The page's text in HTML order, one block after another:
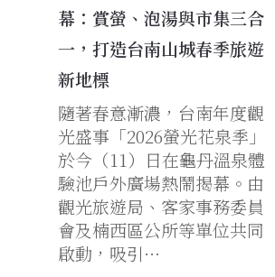
幕：賞螢、泡湯與市集三合
一，打造台南山城春季旅遊
新地標
隨著春意漸濃，台南年度觀
光盛事「2026螢光花泉季」
於今（11）日在龜丹溫泉體
驗池戶外廣場熱鬧揭幕。由
觀光旅遊局、客家事務委員
會及楠西區公所等單位共同
啟動，吸引…